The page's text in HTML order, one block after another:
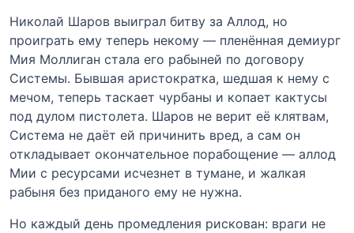
Николай Шаров выиграл битву за Аллод, но
проиграть ему теперь некому — пленённая демиург
Мия Моллиган стала его рабыней по договору
Системы. Бывшая аристократка, шедшая к нему с
мечом, теперь таскает чурбаны и копает кактусы
под дулом пистолета. Шаров не верит её клятвам,
Система не даёт ей причинить вред, а сам он
откладывает окончательное порабощение — аллод
Мии с ресурсами исчезнет в тумане, и жалкая
рабыня без приданого ему не нужна.
Но каждый день промедления рискован: враги не